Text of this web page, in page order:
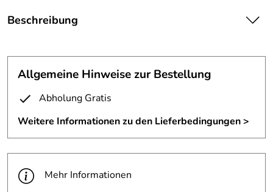
Beschreibung
Schirmhülse.
Mit dieser Kappe kann die bodenbündig, eingelassen
Schirmhülse verschlossen werden.
Das Material ist magnetischer Edelstahl.
Mit dem beiliegenden Magneten kann die Abdeckung aus
der Hülse gezogen werden.
Allgemeine Hinweise zur Bestellung
Abholung Gratis
Weitere Informationen zu den Lieferbedingungen >
Mehr Informationen